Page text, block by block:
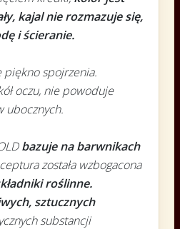
kajal nie rozmazuje się,
i ścieranie.
piękno spojrzenia.
oczu, nie powoduje
ubocznych.
bazuje na barwnikach
została wzbogacona
roślinne.
sztucznych
substancji